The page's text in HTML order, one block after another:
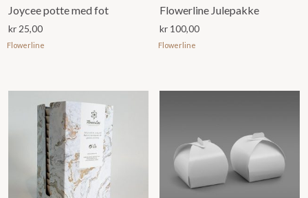
Joycee potte med fot
kr 25,00
Flowerline
Flowerline Julepakke
kr 100,00
Flowerline